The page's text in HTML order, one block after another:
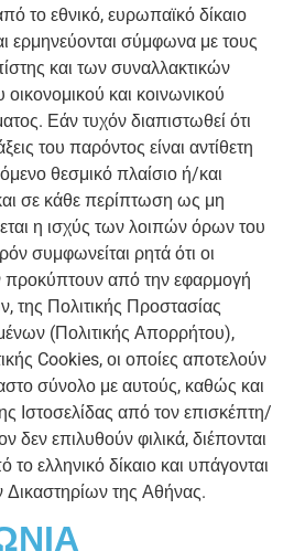
το εθνικό, ευρωπαϊκό δίκαιο
ερμηνεύονται σύμφωνα με τους
και των συναλλακτικών
και κοινωνικού
Εάν τυχόν διαπιστωθεί ότι
του παρόντος είναι αντίθετη
θεσμικό πλαίσιο ή/και
σε κάθε περίπτωση ως μη
η ισχύς των λοιπών όρων του
συμφωνείται ρητά ότι οι
προκύπτουν από την εφαρμογή
Πολιτικής Προστασίας
(Πολιτικής Απορρήτου),
Cookies, οι οποίες αποτελούν
σύνολο με αυτούς, καθώς και
Ιστοσελίδας από τον επισκέπτη/
δεν επιλυθούν φιλικά, διέπονται
το ελληνικό δίκαιο και υπάγονται
Δικαστηρίων της Αθήνας.